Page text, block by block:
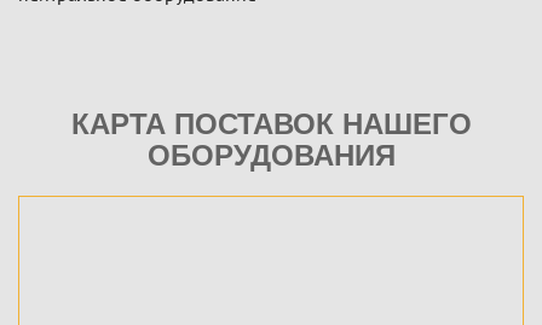
КАРТА ПОСТАВОК НАШЕГО
ОБОРУДОВАНИЯ